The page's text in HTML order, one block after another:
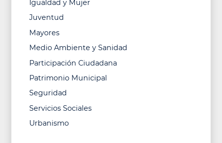
Igualdad y Mujer
Juventud
Mayores
Medio Ambiente y Sanidad
Participación Ciudadana
Patrimonio Municipal
Seguridad
Servicios Sociales
Urbanismo